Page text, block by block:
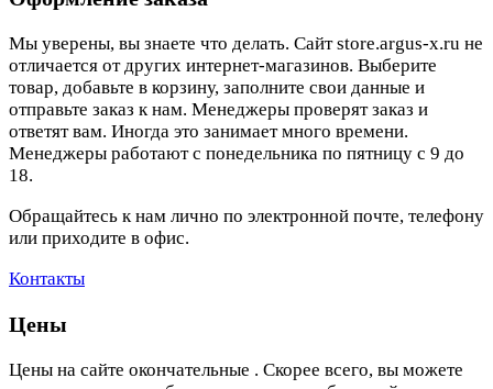
Мы уверены, вы знаете что делать. Сайт store.argus-x.ru не
отличается от других интернет-магазинов. Выберите
товар, добавьте в корзину, заполните свои данные и
отправьте заказ к нам. Менеджеры проверят заказ и
ответят вам. Иногда это занимает много времени.
Менеджеры работают с понедельника по пятницу с 9 до
18.
Обращайтесь к нам лично по электронной почте, телефону
или приходите в офис.
Контакты
Цены
Цены на сайте окончательные . Скорее всего, вы можете